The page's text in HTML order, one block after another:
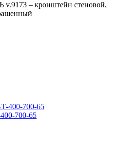
– кронштейн стеновой,
700-65